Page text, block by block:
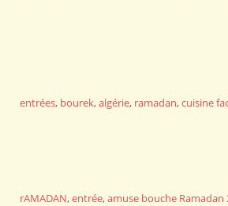
entrées, bourek,algérie, ramadan,cuisine
rAMADAN,entrée,amuse bouche Ramadan